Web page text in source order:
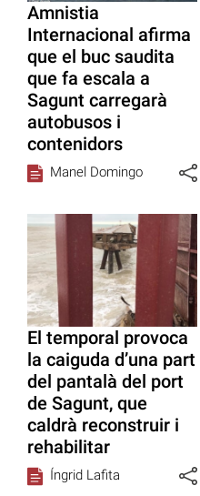
Amnistia
Internacional afirma
que el buc saudita
que fa escala a
Sagunt carregarà
autobusos i
contenidors
Manel Domingo
El temporal provoca
la caiguda d’una part
del pantalà del port
de Sagunt, que
caldrà reconstruir i
rehabilitar
Íngrid Lafita